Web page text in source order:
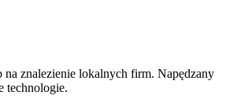
na znalezienie lokalnych firm. Napędzany
technologie.